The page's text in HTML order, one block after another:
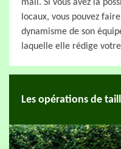
mail. Si vous avez la
locaux, vous pouvez
dynamisme de son
laquelle elle rédige
Les opérations de